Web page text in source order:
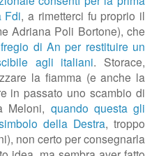
Fdi, a rimetterci fu proprio il
Adriana Poli Bortone), che
di An per restituire un
agli italiani. Storace,
la fiamma (e anche la
in passato uno scambio di
Meloni, quando questa gli
della Destra, troppo
non certo per consegnarla